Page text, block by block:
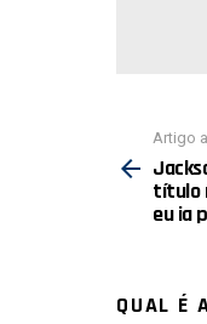
mais
Artigo
título
eu ia
QUAL É